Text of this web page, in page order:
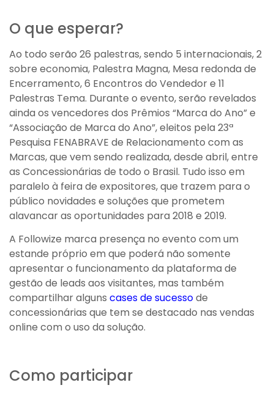
O que esperar?
Ao todo serão 26 palestras, sendo 5 internacionais, 2
sobre economia, Palestra Magna, Mesa redonda de
Encerramento, 6 Encontros do Vendedor e 11
Palestras Tema. Durante o evento, serão revelados
ainda os vencedores dos Prêmios “Marca do Ano” e
“Associação de Marca do Ano”, eleitos pela 23ª
Pesquisa FENABRAVE de Relacionamento com as
Marcas, que vem sendo realizada, desde abril, entre
as Concessionárias de todo o Brasil. Tudo isso em
paralelo à feira de expositores, que trazem para o
público novidades e soluções que prometem
alavancar as oportunidades para 2018 e 2019.
A Followize marca presença no evento com um
estande próprio em que poderá não somente
apresentar o funcionamento da plataforma de
gestão de leads aos visitantes, mas também
compartilhar alguns cases de sucessode
concessionárias que tem se destacado nas vendas
online com o uso da solução.
Como participar